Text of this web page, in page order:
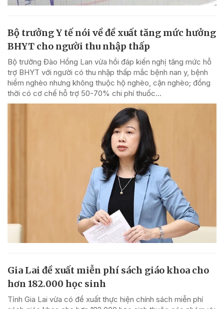
Bộ trưởng Y tế nói về đề xuất tăng mức hưởng
BHYT cho người thu nhập thấp
Bộ trưởng Đào Hồng Lan vừa hồi đáp kiến nghị tăng mức hỗ
trợ BHYT với người có thu nhập thấp mắc bệnh nan y, bệnh
hiểm nghèo nhưng không thuộc hộ nghèo, cận nghèo; đồng
thời có cơ chế hỗ trợ 50-70% chi phí thuốc...
Gia Lai đề xuất miễn phí sách giáo khoa cho
hơn 182.000 học sinh
Tỉnh Gia Lai vừa có đề xuất thực hiện chính sách miễn phí